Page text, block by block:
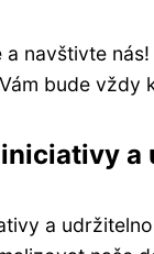
a navštivte
bude vždy
a
a